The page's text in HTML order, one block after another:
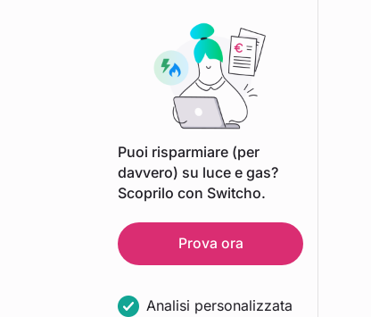
Puoi risparmiare (per
davvero) su luce e gas?
Scoprilo con Switcho.
Prova ora
Analisi personalizzata